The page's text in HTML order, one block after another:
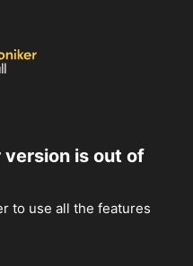
version is out of
to use all the features